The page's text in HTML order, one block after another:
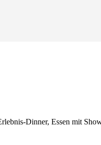
Dinner, Essen mit